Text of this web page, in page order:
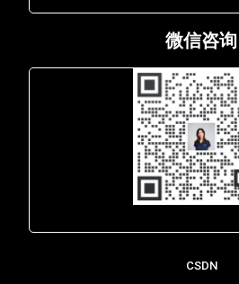
微信咨询
CSDN